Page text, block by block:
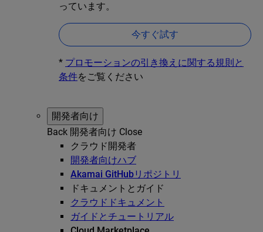
っています。
今すぐ試す
* プロモーションの引き換えに関する規則と
条件をご覧ください
開発者向け
Back 開発者向け Close
クラウド開発者
開発者向けハブ
Akamai GitHubリポジトリ
ドキュメントとガイド
クラウドドキュメント
ガイドとチュートリアル